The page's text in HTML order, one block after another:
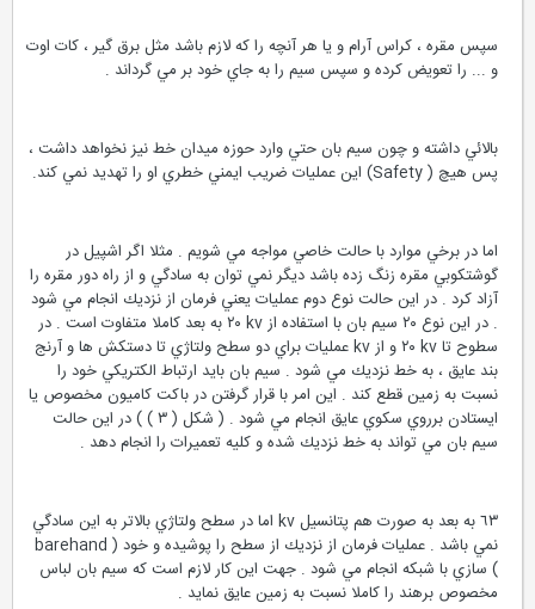
سپس مقره ، كراس آرام و يا هر آنچه را كه لازم باشد مثل برق گير ، كات اوت
و ... را تعويض كرده و سپس سيم را به جاي خود بر مي گرداند .
بالائي داشته و چون سيم بان حتي وارد حوزه ميدان خط نيز نخواهد داشت ،
پس هيچ ( Safety) اين عمليات ضريب ايمني خطري او را تهديد نمي كند.
اما در برخي موارد با حالت خاصي مواجه مي شويم . مثلا اگر اشپيل در
گوشتكوبي مقره زنگ زده باشد ديگر نمي توان به سادگي و از راه دور مقره را
آزاد كرد . در اين حالت نوع دوم عمليات يعني فرمان از نزديك انجام مي شود
. در اين نوع ٢٠ سيم بان با استفاده از kv ٢٠ به بعد كاملا متفاوت است . در
سطوح تا kv ٢٠ و از kv عمليات براي دو سطح ولتاژي تا دستكش ها و آرنج
بند عايق ، به خط نزديك مي شود . سيم بان بايد ارتباط الكتريكي خود را
نسبت به زمين قطع كند . اين امر با قرار گرفتن در باكت كاميون مخصوص يا
ايستادن برروي سكوي عايق انجام مي شود . ( شكل ( ٣ ) ) در اين حالت
سيم بان مي تواند به خط نزديك شده و كليه تعميرات را انجام دهد .
٦٣ به بعد به صورت هم پتانسيل kv اما در سطح ولتاژي بالاتر به اين سادگي
نمي باشد . عمليات فرمان از نزديك از سطح را پوشيده و خود ( barehand
) سازي با شبكه انجام مي شود . جهت اين كار لازم است كه سيم بان لباس
مخصوص برهند را كاملا نسبت به زمين عايق نمايد .